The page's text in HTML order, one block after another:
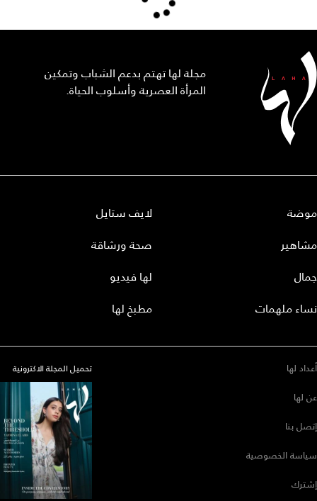
مجلة لها تهتم بدعم الشباب وتمكين
المرأة العصرية وأسلوب الحياة.
موضة
مشاهير
جمال
نساء ملهمات
لايف ستايل
صحة ورشاقة
لها فيديو
مطبخ لها
أعداد لها
عن لها
إتصل بنا
سياسة الخصوصية
إشترك
تحميل المجلة الاكترونية